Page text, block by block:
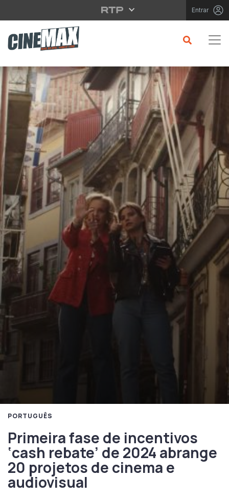
Saltar para o conteúdo principal Entrar
PORTUGUÊS
Primeira fase de incentivos
‘cash rebate’ de 2024 abrange
20 projetos de cinema e
audiovisual